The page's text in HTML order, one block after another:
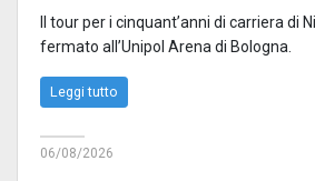
Il tour per i cinquant’anni di carriera di
fermato all’Unipol Arena di Bologna.
Leggi tutto
06/08/2026